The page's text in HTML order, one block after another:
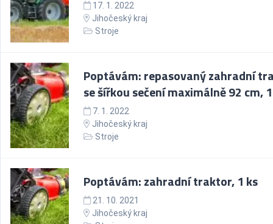
17. 1. 2022
Jihočeský kraj
Stroje
Poptávám: repasovaný zahradní
se šířkou sečení maximálně 92 cm,
7. 1. 2022
Jihočeský kraj
Stroje
Poptávám: zahradní traktor, 1 ks
21. 10. 2021
Jihočeský kraj